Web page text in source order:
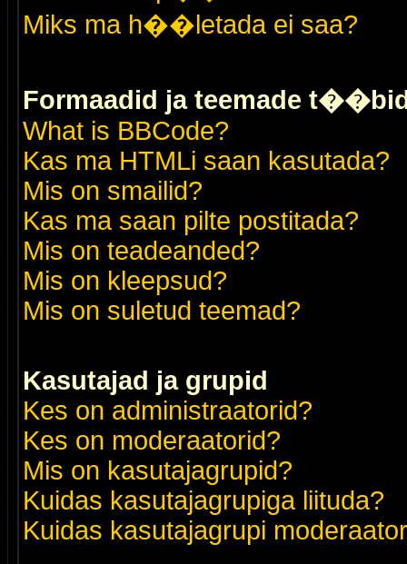
Miks ma h��letada ei saa?
Formaadid ja teemade
What is BBCode?
Kas ma HTMLi saan kasutada?
Mis on smailid?
Kas ma saan pilte postitada?
Mis on teadeanded?
Mis on kleepsud?
Mis on suletud teemad?
Kasutajad ja grupid
Kes on administraatorid?
Kes on moderaatorid?
Mis on kasutajagrupid?
Kuidas kasutajagrupiga liituda?
Kuidas kasutajagrupi